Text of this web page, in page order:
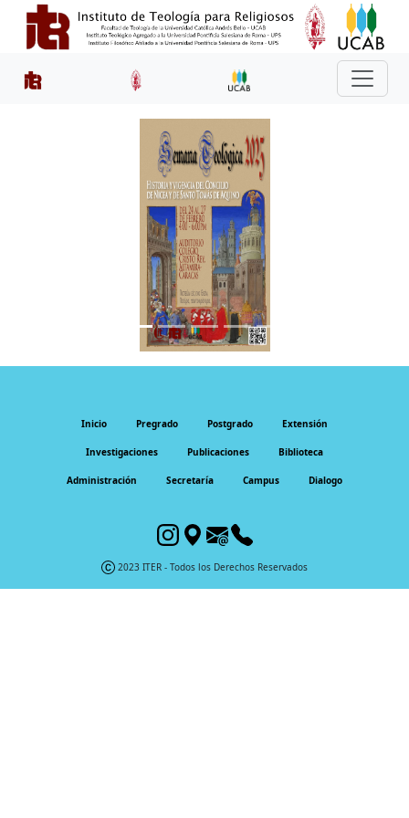
Inicio Pregrado Postgrado Extensión
Investigaciones Publicaciones Biblioteca
Administración Secretaría Campus Dialogo
2023 ITER - Todos los Derechos Reservados